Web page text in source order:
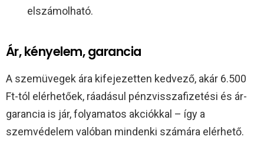
elszámolható.
Ár, kényelem, garancia
A szemüvegek ára kifejezetten kedvező, akár 6.500
Ft-tól elérhetőek, ráadásul pénzvisszafizetési és ár-
garancia is jár, folyamatos akciókkal – így a
szemvédelem valóban mindenki számára elérhető.